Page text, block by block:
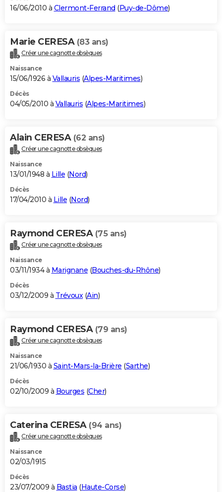
16/06/2010 à Clermont-Ferrand (Puy-de-Dôme)
Marie CERESA (83 ans)
Créer une cagnotte obsèques
Naissance
15/06/1926 à Vallauris (Alpes-Maritimes)
Décès
04/05/2010 à Vallauris (Alpes-Maritimes)
Alain CERESA (62 ans)
Créer une cagnotte obsèques
Naissance
13/01/1948 à Lille (Nord)
Décès
17/04/2010 à Lille (Nord)
Raymond CERESA (75 ans)
Créer une cagnotte obsèques
Naissance
03/11/1934 à Marignane (Bouches-du-Rhône)
Décès
03/12/2009 à Trévoux(Ain)
Raymond CERESA (79 ans)
Créer une cagnotte obsèques
Naissance
21/06/1930 à Saint-Mars-la-Brière (Sarthe)
Décès
02/10/2009 à Bourges (Cher)
Caterina CERESA (94 ans)
Créer une cagnotte obsèques
Naissance
02/03/1915
Décès
23/07/2009 à Bastia (Haute-Corse)